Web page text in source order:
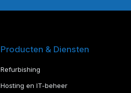
Producten & Diensten
Refurbishing
Hosting en IT-beheer